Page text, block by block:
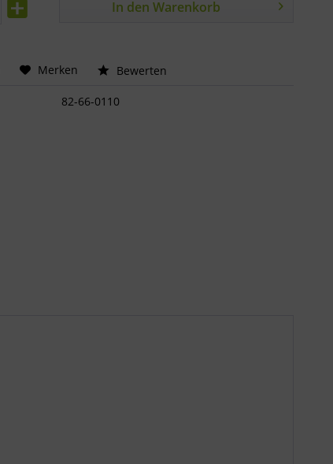
In den Warenkorb
Merken Bewerten
82-66-0110